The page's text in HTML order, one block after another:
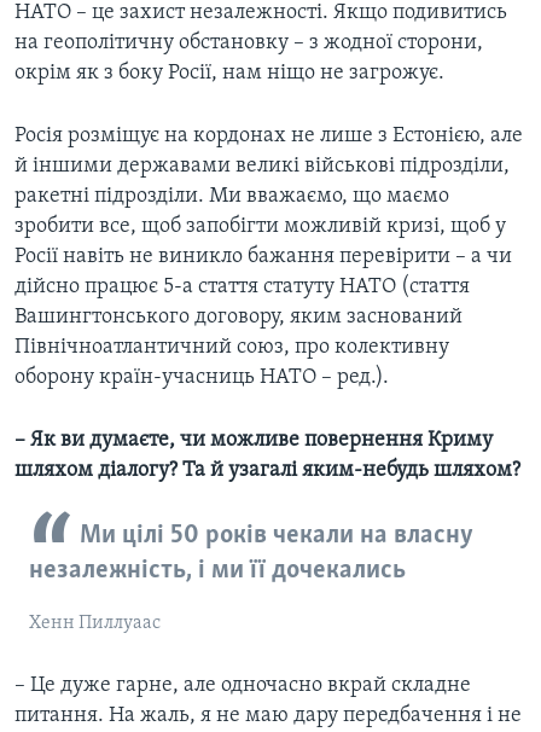
НАТО – це захист незалежності. Якщо подивитись
на геополітичну обстановку – з жодної сторони,
окрім як з боку Росії, нам ніщо не загрожує.
Росія розміщує на кордонах не лише з Естонією, але
й іншими державами великі військові підрозділи,
ракетні підрозділи. Ми вважаємо, що маємо
зробити все, щоб запобігти можливій кризі, щоб у
Росії навіть не виникло бажання перевірити – а чи
дійсно працює 5-а стаття статуту НАТО (стаття
Вашингтонського договору, яким заснований
Північноатлантичний союз, про колективну
оборону країн-учасниць НАТО – ред.).
– Як ви думаєте, чи можливе повернення Криму
шляхом діалогу? Та й узагалі яким-небудь шляхом?
Ми цілі 50 років чекали на власну
незалежність, і ми її дочекались
Хенн Пиллуаас
– Це дуже гарне, але одночасно вкрай складне
питання. На жаль, я не маю дару передбачення і не